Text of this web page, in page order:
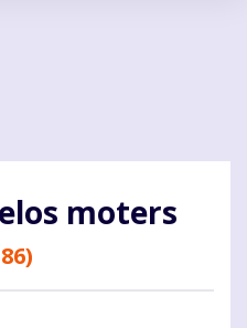
mo­ters